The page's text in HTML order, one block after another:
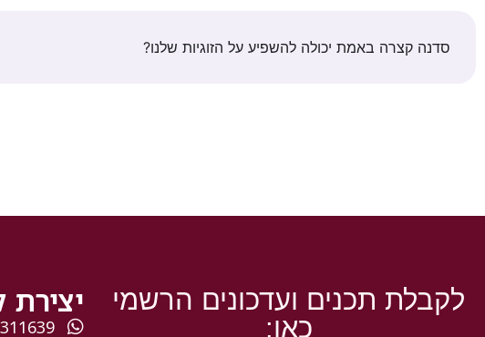
סדנה קצרה באמת יכולה להשפיע על הזוגיות שלנו?
לקבלת תכנים ועדכונים הרשמי
כאן: